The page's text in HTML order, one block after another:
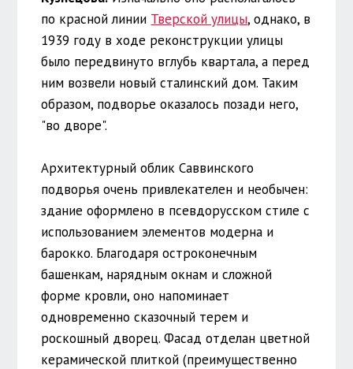
по красной линии Тверской улицы, однако, в
1939 году в ходе реконструкции улицы
было передвинуто вглубь квартала, а перед
ним возвели новый сталинский дом. Таким
образом, подворье оказалось позади него,
"во дворе".
Архитектурный облик Саввинского
подворья очень привлекателен и необычен:
здание оформлено в псевдорусском стиле с
использованием элементов модерна и
барокко. Благодаря остроконечным
башенкам, нарядным окнам и сложной
форме кровли, оно напоминает
одновременно сказочный терем и
роскошный дворец. Фасад отделан цветной
керамической плиткой (преимущественно